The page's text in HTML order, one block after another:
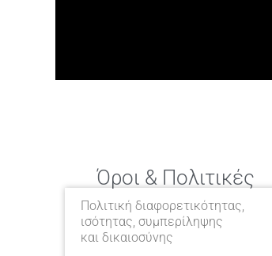
Όροι & Πολιτικές
Πολιτική διαφορετικότητας,
ισότητας, συμπερίληψης
και δικαιοσύνης